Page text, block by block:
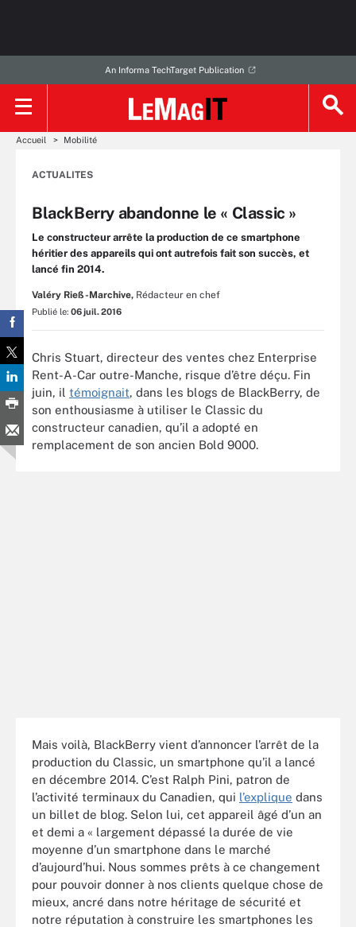
An Informa TechTarget Publication
Accueil Mobilité
ACTUALITES
BlackBerry abandonne le « Classic »
Le constructeur arrête la production de ce smartphone
héritier des appareils qui ont autrefois fait son succès, et
lancé fin 2014.
Valéry Rieß-Marchive, Rédacteur en chef
Publié le: 06 juil. 2016
Chris Stuart, directeur des ventes chez Enterprise
Rent-A-Car outre-Manche, risque d’être déçu. Fin
juin, il témoignait, dans les blogs de BlackBerry, de
son enthousiasme à utiliser le Classic du
constructeur canadien, qu’il a adopté en
remplacement de son ancien Bold 9000.
Mais voilà, BlackBerry vient d’annoncer l’arrêt de la
production du Classic, un smartphone qu’il a lancé
en décembre 2014. C’est Ralph Pini, patron de
l’activité terminaux du Canadien, qui l’explique dans
un billet de blog. Selon lui, cet appareil âgé d’un an
et demi a « largement dépassé la durée de vie
moyenne d’un smartphone dans le marché
d’aujourd’hui. Nous sommes prêts à ce changement
pour pouvoir donner à nos clients quelque chose de
mieux, ancré dans notre héritage de sécurité et
notre réputation à construire les smartphones les